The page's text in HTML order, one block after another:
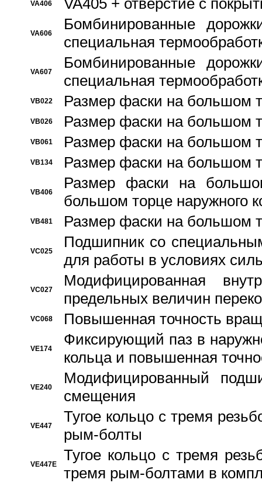
VA406 VA405 + отверстие с
VA606
Бомбинированные
специальная
VA607
Бомбинированные
специальная
VB022 Размер фаски на большом
VB026 Размер фаски на большом
VB061 Размер фаски на большом
VB134 Размер фаски на большом
VB406
Размер фаски на
большом торце наружного
VB481 Размер фаски на большом
VC025
Подшипник со
для работы в условиях
VC027
Модифицированная
предельных величин
VC068 Повышенная точность
VE174
Фиксирующий паз в
кольца и повышенная
VE240
Модифицированный
смещения
VE447
Тугое кольцо с тремя
рым-болты
VE447E
Тугое кольцо с тремя
тремя рым-болтами в